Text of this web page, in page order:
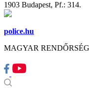
1903 Budapest, Pf.: 314.
police.hu
MAGYAR RENDŐRSÉG